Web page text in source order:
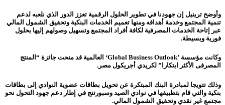
وأوضح ترينيل إن جهودنا في تطوير الحلول الرقمية تعزز الدور الذي نلعبه لدعم
تنمية المجتمع وخدمة أهدافه ومنها تعميم الخدمات البنكية وتحقيق الشمول المالي
عبر إتاحة الخدمات المصرفية لكافة أفراد المجتمع وتسهيل وصولهم إليها بحلول
فورية وبسيطة.
وكانت مؤسسة ‘Global Business Outlook’ العالمية قد منحت جائزة “المنتج
المصرفى الأكثر ابتكارا” لكريدي أجريكول مصر.
وذلك تتويجا لمبادرة البنك المبتكرة عن تحويل بطاقات عضوية النوادي إلى بطاقات
بنكية والتي قام بتطبيقها في نوادي الصيد وسبورتنج في إطار دعم جهود التحول نحو
مجتمع غير نقدي وتحقيق الشمول المالي.